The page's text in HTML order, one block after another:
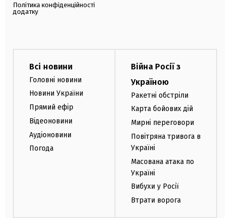
Політика конфіденційності
додатку
Всі новини
Головні новини
Новини України
Прямий ефір
Відеоновини
Аудіоновини
Погода
Війна Росії з
Україною
Ракетні обстріли
Карта бойових дій
Мирні переговори
Повітряна тривога в
Україні
Масована атака по
Україні
Вибухи у Росії
Втрати ворога